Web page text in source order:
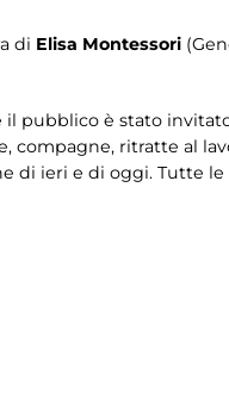
di Elisa Montessori
il pubblico è stato
compagne, ritratte al
di ieri e di oggi. Tutte le